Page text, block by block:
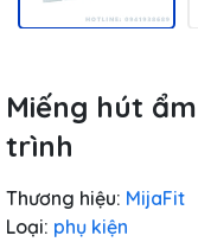
Miếng hút
trình
Thương hiệu: MijaFit
Loại: phụ kiện